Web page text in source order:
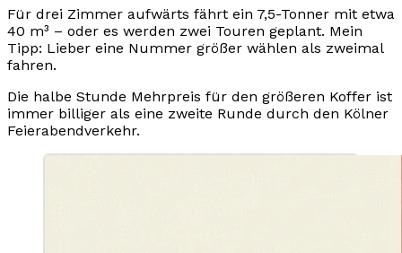
Für drei Zimmer aufwärts fährt ein 7,5-Tonner mit etwa
40 m³ – oder es werden zwei Touren geplant. Mein
Tipp: Lieber eine Nummer größer wählen als zweimal
fahren.
Die halbe Stunde Mehrpreis für den größeren Koffer ist
immer billiger als eine zweite Runde durch den Kölner
Feierabendverkehr.